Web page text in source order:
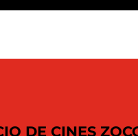
DE CINES